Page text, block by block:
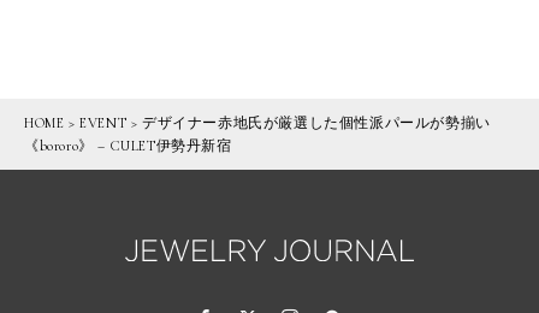
HOME >EVENT >デザイナー赤地氏が厳選した個性派パールが勢揃い
《bororo》 – CULET伊勢丹新宿